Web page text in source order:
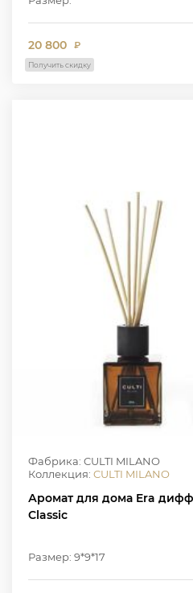
20 800 ₽
Получить скидку
Фабрика: CULTI MILANO
Коллекция: CULTI MILANO
Аромат для дома Era
Classic
Размер: 9*9*17